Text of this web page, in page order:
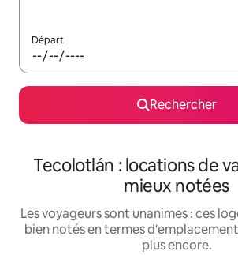
Départ
Rechercher
Tecolotlán : locations de
mieux notées
Les voyageurs sont unanimes : ces
bien notés en termes
plus encore.